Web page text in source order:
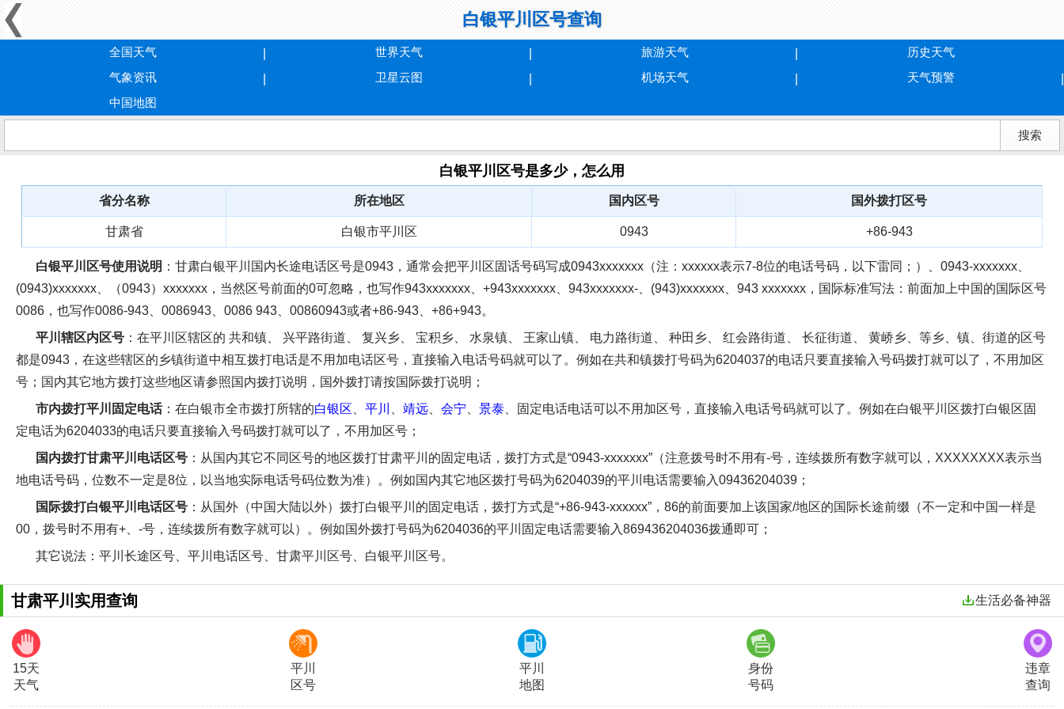
白银平川区号查询
全国天气 世界天气 旅游天气
历史天气
气象资讯
卫星云图 机场天气
天气预警
中国地图
白银平川区号是多少，怎么用
省分名称 所在地区 国内区号 国外拨打区号
甘肃省 白银市平川区 0943 +86-943
白银平川区号使用说明 ：甘肃白银平川国内长途电话区号是0943，通常会把平川区固话号码写成0943xxxxxxx（注：xxxxxx表示7-8位的电话号码，以下雷同；）、0943-xxxxxxx、
(0943)xxxxxxx、（0943）xxxxxxx，当然区号前面的0可忽略，也写作943xxxxxxx、+943xxxxxxx、943xxxxxxx-、(943)xxxxxxx、943 xxxxxxx，国际标准写法：前面加上中国的国际区号
0086，也写作0086-943、0086943、0086 943、00860943或者+86-943、+86+943。
平川辖区内区号 ：在平川区辖区的 共和镇、 兴平路街道、 复兴乡、 宝积乡、 水泉镇、 王家山镇、 电力路街道、 种田乡、 红会路街道、 长征街道、 黄峤乡、等乡、镇、街道的区号
都是0943，在这些辖区的乡镇街道中相互拨打电话是不用加电话区号，直接输入电话号码就可以了。例如在共和镇拨打号码为6204037的电话只要直接输入号码拨打就可以了，不用加区
号；国内其它地方拨打这些地区请参照国内拨打说明，国外拨打请按国际拨打说明；
市内拨打平川固定电话：在白银市全市拨打所辖的白银区 、平川 、靖远 、会宁 、景泰 、固定电话电话可以不用加区号，直接输入电话号码就可以了。例如在白银平川区拨打白银区固
定电话为6204033的电话只要直接输入号码拨打就可以了，不用加区号；
国内拨打甘肃平川电话区号 ：从国内其它不同区号的地区拨打甘肃平川的固定电话，拨打方式是“0943-xxxxxxx”（注意拨号时不用有-号，连续拨所有数字就可以，XXXXXXXX表示当
地电话号码，位数不一定是8位，以当地实际电话号码位数为准）。例如国内其它地区拨打号码为6204039的平川电话需要输入09436204039；
国际拨打白银平川电话区号 ：从国外（中国大陆以外）拨打白银平川的固定电话，拨打方式是“+86-943-xxxxxx”，86的前面要加上该国家/地区的国际长途前缀（不一定和中国一样是
00，拨号时不用有+、-号，连续拨所有数字就可以）。例如国外拨打号码为6204036的平川固定电话需要输入869436204036拨通即可；
其它说法 ：平川长途区号、平川电话区号、甘肃平川区号、白银平川区号。
甘肃平川实用查询 生活必备神器
15天
天气
平川
区号
平川
地图
身份
号码
违章
查询